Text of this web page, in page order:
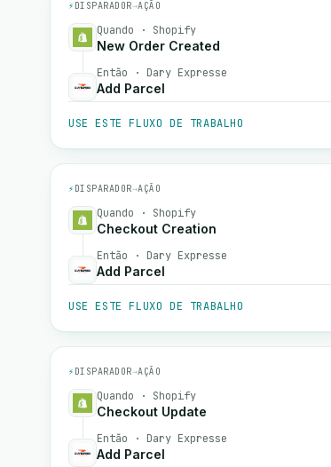
⚡ DISPARADOR→AÇÃO
Quando · Shopify
New Order Created
Então · Dary Expresse
Add Parcel
USE ESTE FLUXO DE TRABALHO
⚡ DISPARADOR→AÇÃO
Quando · Shopify
Checkout Creation
Então · Dary Expresse
Add Parcel
USE ESTE FLUXO DE TRABALHO
⚡ DISPARADOR→AÇÃO
Quando · Shopify
Checkout Update
Então · Dary Expresse
Add Parcel